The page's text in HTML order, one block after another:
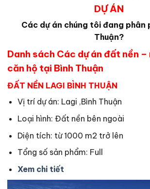
DỰ ÁN
Các dự án chúng tôi đang phân
Thuận?
Danh sách Các dự án đất nền –
căn hộ tại Bình Thuận
ĐẤT NỀN LAGI BÌNH THUẬN
Vị trí dự án: Lagi ,Bình Thuận
Loại hình: Đất nền bên ngoài
Diện tích: từ 1000 m2 trở lên
Tổng số sản phẩm: Full
Xem chi tiết